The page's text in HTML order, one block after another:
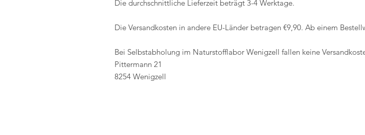
Die durchschnittliche Lieferzeit beträgt 3-4 Werktage.
Die Versandkosten in andere EU-Länder betragen €9,90. Ab einem
Bei Selbstabholung im Naturstofflabor Wenigzell fallen keine
Pittermann 21
8254 Wenigzell